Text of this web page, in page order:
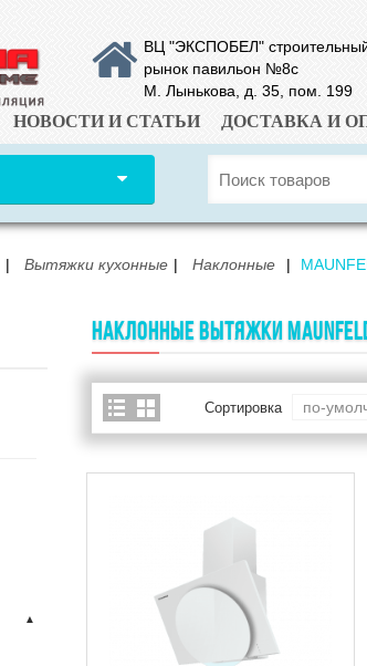
ВЦ "ЭКСПОБЕЛ"
рынок павильон №8с
М. Лынькова, д. 35, пом. 199
НОВОСТИ И СТАТЬИ ДОСТАВКА И
Вытяжки кухонные Наклонные
НАКЛОННЫЕ ВЫТЯЖКИ
Сортировка